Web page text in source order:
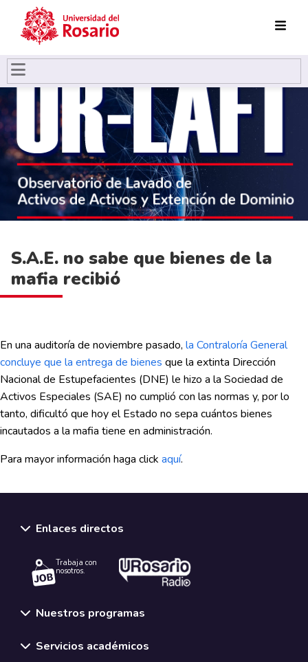
Pasar al contenido principal
S.A.E. no sabe que bienes de la
mafia recibió
En una auditoría de noviembre pasado, la Contraloría General
concluye que la entrega de bienes que la extinta Dirección
Nacional de Estupefacientes (DNE) le hizo a la Sociedad de
Activos Especiales (SAE) no cumplió con las normas y, por lo
tanto, dificultó que hoy el Estado no sepa cuántos bienes
incautados a la mafia tiene en administración.
Para mayor información haga click aquí.
Enlaces directos
Trabaja con
nosotros.
Nuestros programas
Servicios académicos